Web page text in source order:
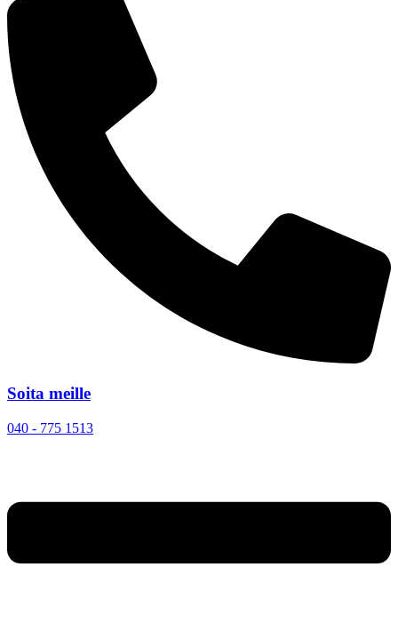
Soita meille
040 - 775 1513